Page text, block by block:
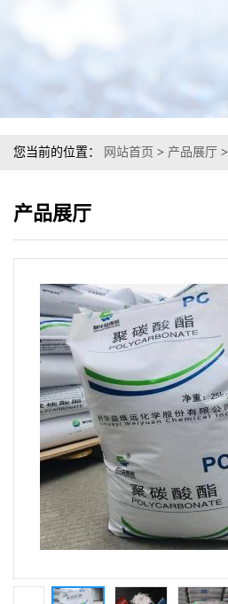
您当前的位置： 网站首页 > 产品展厅 >
产品展厅